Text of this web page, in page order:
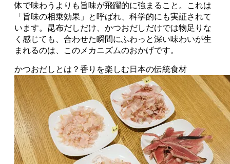
体で味わうよりも旨味が飛躍的に強まること。これは
「旨味の相乗効果」と呼ばれ、科学的にも実証されて
います。昆布だしだけ、かつおだしだけでは物足りな
く感じても、合わせた瞬間にふわっと深い味わいが生
まれるのは、このメカニズムのおかげです。
かつおだしとは？香りを楽しむ日本の伝統食材